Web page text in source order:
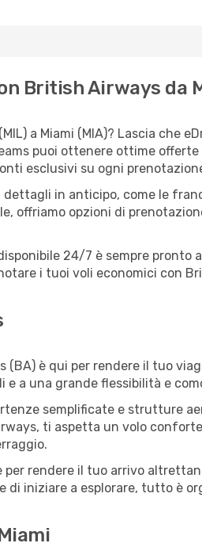
British Airways da
a Miami (MIA)? Lascia che
puoi ottenere ottime offerte
esclusivi su ogni
in anticipo, come le
offriamo opzioni di
24/7 è sempre
i tuoi voli economici con
(BA) è qui per rendere il tuo
a una grande flessibilità e
semplificate e strutture
ti aspetta un volo
rendere il tuo arrivo
di iniziare a esplorare, tutto è